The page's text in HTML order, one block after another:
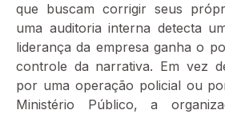
que buscam corrigir seus
uma auditoria interna detecta
liderança da empresa ganha o
controle da narrativa. Em vez
por uma operação policial ou
Ministério Público, a